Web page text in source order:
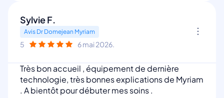
Sylvie F.
Avis Dr Domejean Myriam
5 6 mai 2026.
Très bon accueil , équipement de dernière
technologie, très bonnes explications de Myriam
. A bientôt pour débuter mes soins .